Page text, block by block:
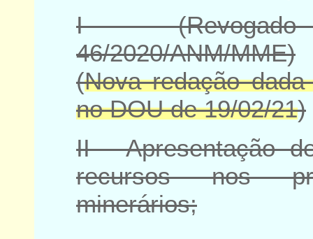
I - (Revogado
46/2020/ANM/MME)
(Nova redação
no DOU de 19/02/21)
II - Apresentação
recursos nos
minerários;